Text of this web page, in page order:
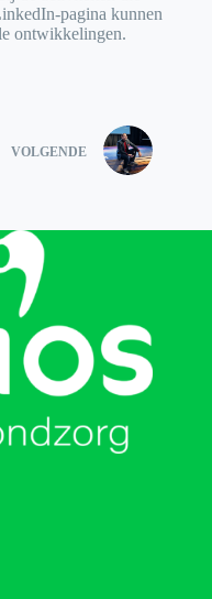
pagina kunnen
ontwikkelingen.
VOLGENDE